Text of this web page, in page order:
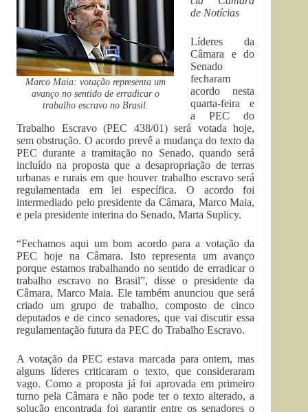
Marco Maia: votação representa um
avanço no sentido de erradicar o
trabalho escravo no Brasil.
de Notícias
Líderes da
Câmara e do
Senado
fecharam
acordo nesta
quarta-feira e
a PEC do
Trabalho Escravo (PEC 438/01) será votada hoje,
sem obstrução. O acordo prevê a mudança do texto da
PEC durante a tramitação no Senado, quando será
incluído na proposta que a desapropriação de terras
urbanas e rurais em que houver trabalho escravo será
regulamentada em lei específica. O acordo foi
intermediado pelo presidente da Câmara, Marco Maia,
e pela presidente interina do Senado, Marta Suplicy.
“Fechamos aqui um bom acordo para a votação da
PEC hoje na Câmara. Isto representa um avanço
porque estamos trabalhando no sentido de erradicar o
trabalho escravo no Brasil”, disse o presidente da
Câmara, Marco Maia. Ele também anunciou que será
criado um grupo de trabalho, composto de cinco
deputados e de cinco senadores, que vai discutir essa
regulamentação futura da PEC do Trabalho Escravo.
A votação da PEC estava marcada para ontem, mas
alguns líderes criticaram o texto, que consideraram
vago. Como a proposta já foi aprovada em primeiro
turno pela Câmara e não pode ter o texto alterado, a
solução encontrada foi garantir entre os senadores o